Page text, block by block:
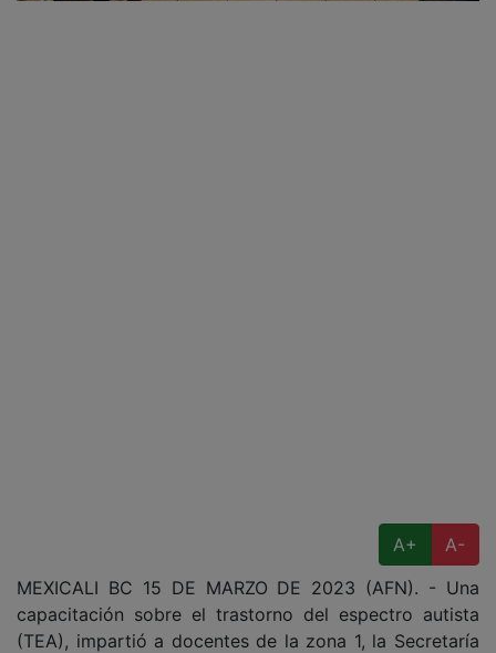
A+
A-
MEXICALI BC 15 DE MARZO DE 2023 (AFN). - Una
capacitación sobre el trastorno del espectro autista
(TEA), impartió a docentes de la zona 1, la Secretaría